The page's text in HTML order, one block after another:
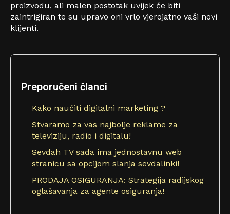
proizvodu, ali malen postotak uvijek će biti
zaintrigiran te su upravo oni vrlo vjerojatno vaši novi
klijenti.
Preporučeni članci
Kako naučiti digitalni marketing ?
Stvaramo za vas najbolje reklame za
televiziju, radio i digitalu!
Sevdah TV sada ima jednostavnu web
stranicu sa opcijom slanja sevdalinki!
PRODAJA OSIGURANJA: Strategija radijskog
oglašavanja za agente osiguranja!